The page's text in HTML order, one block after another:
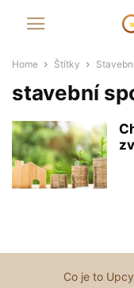
Home Štítky
stavební
Co je to